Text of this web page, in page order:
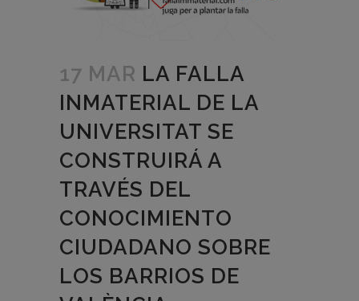
17 MAR LA FALLA
INMATERIAL DE LA
UNIVERSITAT SE
CONSTRUIRÁ A
TRAVÉS DEL
CONOCIMIENTO
CIUDADANO SOBRE
LOS BARRIOS DE